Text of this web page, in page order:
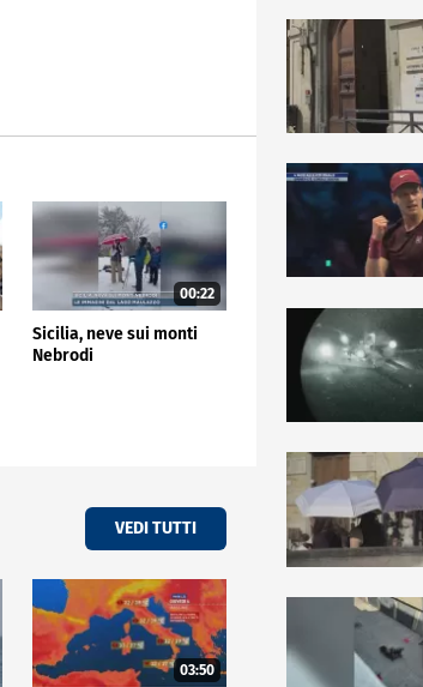
00:22
Sicilia, neve sui monti
Nebrodi
VEDI TUTTI
03:50